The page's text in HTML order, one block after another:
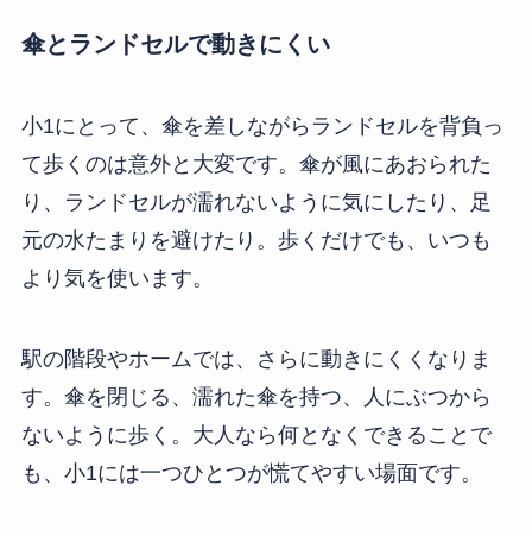
傘とランドセルで動きにくい
小1にとって、傘を差しながらランドセルを背負っ
て歩くのは意外と大変です。傘が風にあおられた
り、ランドセルが濡れないように気にしたり、足
元の水たまりを避けたり。歩くだけでも、いつも
より気を使います。
駅の階段やホームでは、さらに動きにくくなりま
す。傘を閉じる、濡れた傘を持つ、人にぶつから
ないように歩く。大人なら何となくできることで
も、小1には一つひとつが慌てやすい場面です。